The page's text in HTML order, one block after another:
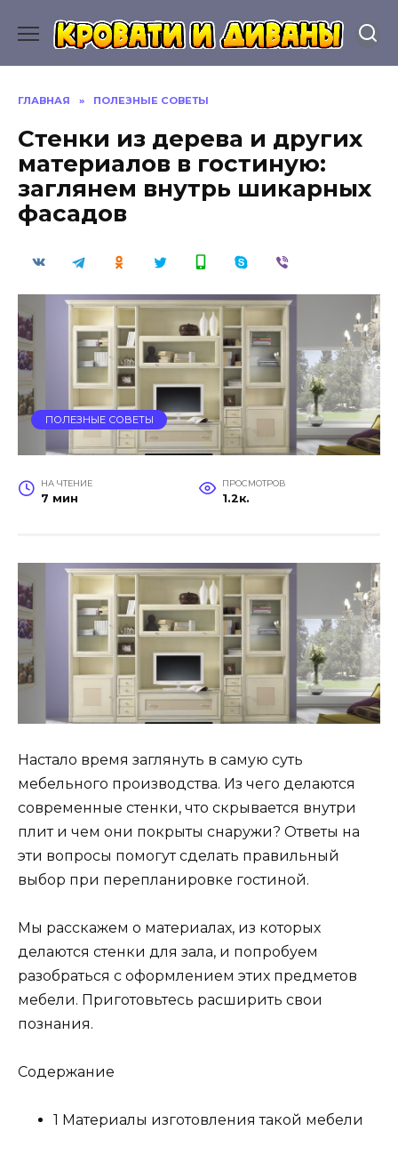
содержанию
ГЛАВНАЯ » ПОЛЕЗНЫЕ СОВЕТЫ
Стенки из дерева и других
материалов в гостиную:
заглянем внутрь шикарных
фасадов
ПОЛЕЗНЫЕ СОВЕТЫ
НА ЧТЕНИЕ
7 мин
ПРОСМОТРОВ
1.2к.
Настало время заглянуть в самую суть
мебельного производства. Из чего делаются
современные стенки, что скрывается внутри
плит и чем они покрыты снаружи? Ответы на
эти вопросы помогут сделать правильный
выбор при перепланировке гостиной.
Мы расскажем о материалах, из которых
делаются стенки для зала, и попробуем
разобраться с оформлением этих предметов
мебели. Приготовьтесь расширить свои
познания.
Содержание
1 Материалы изготовления такой мебели